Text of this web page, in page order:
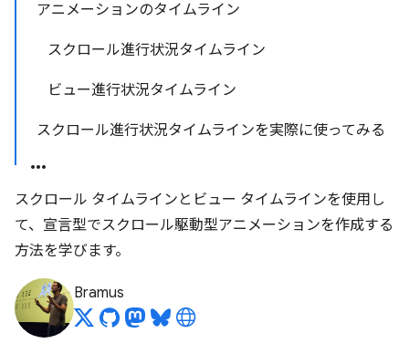
アニメーションのタイムライン
スクロール進行状況タイムライン
ビュー進行状況タイムライン
スクロール進行状況タイムラインを実際に使ってみる
スクロール タイムラインとビュー タイムラインを使用し
て、宣言型でスクロール駆動型アニメーションを作成する
方法を学びます。
Bramus